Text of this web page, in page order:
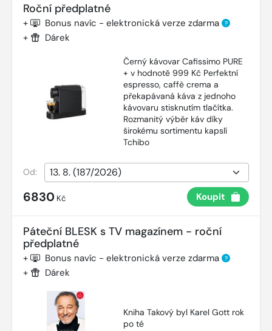
Roční předplatné
+ Bonus navíc - elektronická verze zdarma ?
+ Dárek
Černý kávovar Cafissimo PURE
+ v hodnotě 999 Kč Perfektní
espresso, caffè crema a
překapávaná káva z jednoho
kávovaru stisknutím tlačítka.
Rozmanitý výběr káv díky
širokému sortimentu kapslí
Tchibo
Od:
6830 Kč Koupit
Páteční BLESK s TV magazínem - roční
předplatné
+ Bonus navíc - elektronická verze zdarma ?
+ Dárek
Kniha Takový byl Karel Gott rok
po té